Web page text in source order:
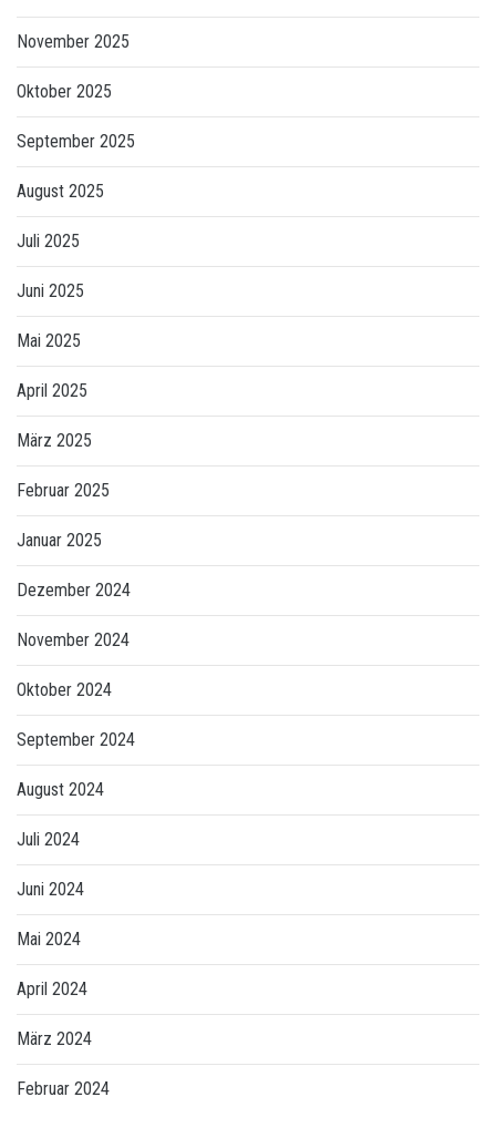
November 2025
Oktober 2025
September 2025
August 2025
Juli 2025
Juni 2025
Mai 2025
April 2025
März 2025
Februar 2025
Januar 2025
Dezember 2024
November 2024
Oktober 2024
September 2024
August 2024
Juli 2024
Juni 2024
Mai 2024
April 2024
März 2024
Februar 2024